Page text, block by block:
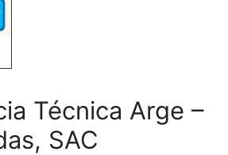
Técnica Arge –
SAC